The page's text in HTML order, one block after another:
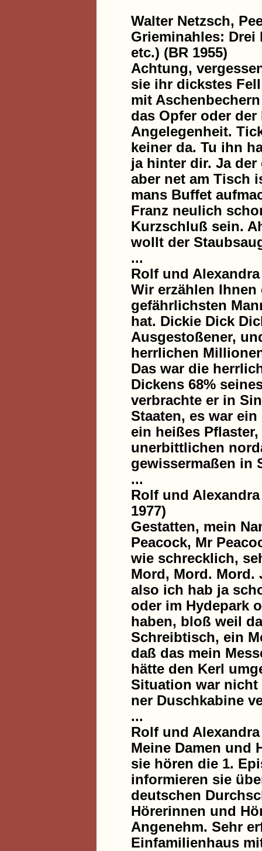
Walter Netzsch,
Grieminahles: Drei
etc.) (BR 1955)
Achtung,
sie ihr dickstes
mit
das Opfer oder
Angelegenheit.
keiner da. Tu ihn
ja hinter dir. Ja
aber net am Tisch
mans Buffet
Franz neulich
Kurzschluß sein.
wollt der
...
Rolf und
Wir erzählen
gefährlichsten
hat. Dickie Dick
Ausgestoßener,
herrlichen
Das war die
Dickens 68%
verbrachte er in
Staaten, es war
ein heißes
unerbittlichen
gewissermaßen in
...
Rolf und
1977)
Gestatten, mein
Peacock, Mr
wie schrecklich,
Mord, Mord. Mord.
also ich hab ja
oder im Hydepark
haben, bloß weil
Schreibtisch, ein
daß das mein
hätte den Kerl
Situation war nicht
ner Duschkabine
...
Rolf und
Meine Damen und
sie hören die 1.
informieren sie
deutschen
Hörerinnen und
Angenehm. Sehr
Einfamilienhaus